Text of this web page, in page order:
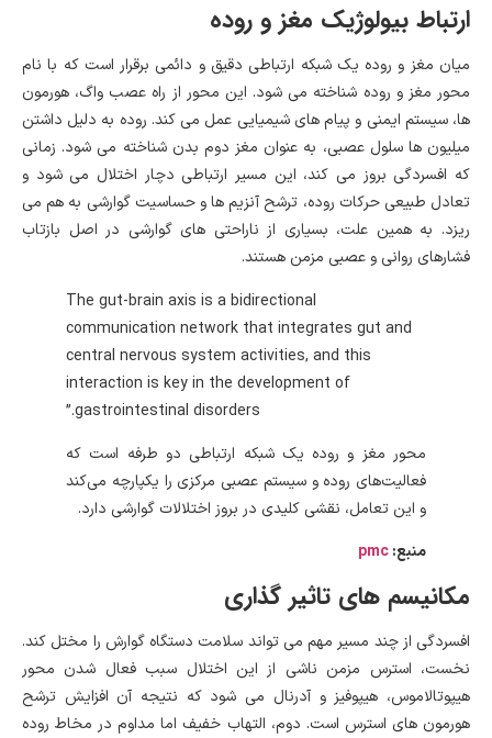
ارتباط بیولوژیک مغز و روده
میان مغز و روده یک شبکه ارتباطی دقیق و دائمی برقرار است که با نام
محور مغز و روده شناخته می شود. این محور از راه عصب واگ، هورمون
ها، سیستم ایمنی و پیام های شیمیایی عمل می کند. روده به دلیل داشتن
میلیون ها سلول عصبی، به عنوان مغز دوم بدن شناخته می شود. زمانی
که افسردگی بروز می کند، این مسیر ارتباطی دچار اختلال می شود و
تعادل طبیعی حرکات روده، ترشح آنزیم ها و حساسیت گوارشی به هم می
ریزد. به همین علت، بسیاری از ناراحتی های گوارشی در اصل بازتاب
فشارهای روانی و عصبی مزمن هستند.
The gut-brain axis is a bidirectional
communication network that integrates gut and
central nervous system activities, and this
interaction is key in the development of
gastrointestinal disorders.”
محور مغز و روده یک شبکه ارتباطی دو طرفه است که
فعالیت‌های روده و سیستم عصبی مرکزی را یکپارچه می‌کند
و این تعامل، نقشی کلیدی در بروز اختلالات گوارشی دارد.
منبع:pmc
مکانیسم های تاثیر گذاری
افسردگی از چند مسیر مهم می تواند سلامت دستگاه گوارش را مختل کند.
نخست، استرس مزمن ناشی از این اختلال سبب فعال شدن محور
هیپوتالاموس، هیپوفیز و آدرنال می شود که نتیجه آن افزایش ترشح
هورمون های استرس است. دوم، التهاب خفیف اما مداوم در مخاط روده